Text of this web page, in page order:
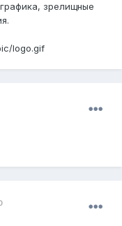
зрелищные
logo.gif